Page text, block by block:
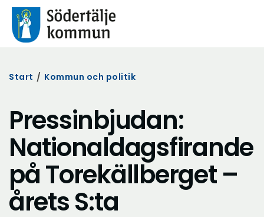
Start / Kommun och politik
Pressinbjudan:
Nationaldagsfirande
på Torekällberget –
årets S:ta